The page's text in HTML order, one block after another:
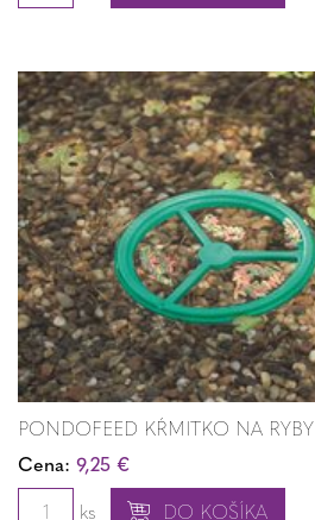
PONDOFEED KŔMITKO NA RYBY
Cena: 9,25 €
ks
DO KOŠÍKA